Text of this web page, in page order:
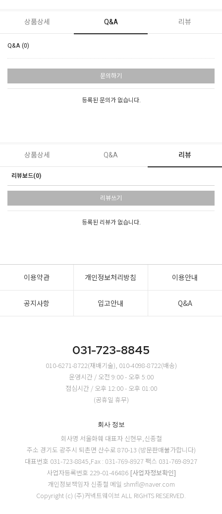
상품상세 Q&A 리뷰
Q&A (0)
문의하기
등록된 문의가 없습니다.
상품상세 Q&A 리뷰
리뷰보드(0)
리뷰쓰기
등록된 리뷰가 없습니다.
이용약관 개인정보처리방침 이용안내
공지사항 입고안내 Q&A
031-723-8845
010-6271-8722(재배기술), 010-4098-8722(배송)
운영시간 / 오전 9:00 - 오후 5:00
점심시간 / 오후 12:00 - 오후 01:00
(공휴일 휴무)
회사 정보
회사명 서울화훼 대표자 신현무,신종철
주소 경기도 광주시 퇴촌면 산수로 870-13 (방문판매불가합니다)
대표번호 031-723-8845,Fax : 031-769-8927 팩스 031-769-8927
사업자등록번호 229-01-46486 [사업자정보확인]
개인정보책임자 신종철 메일 shmfl@naver.com
Copyright (c) (주)커넥트웨이브 ALL RIGHTS RESERVED.